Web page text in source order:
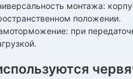
монтажа:
положении.
при